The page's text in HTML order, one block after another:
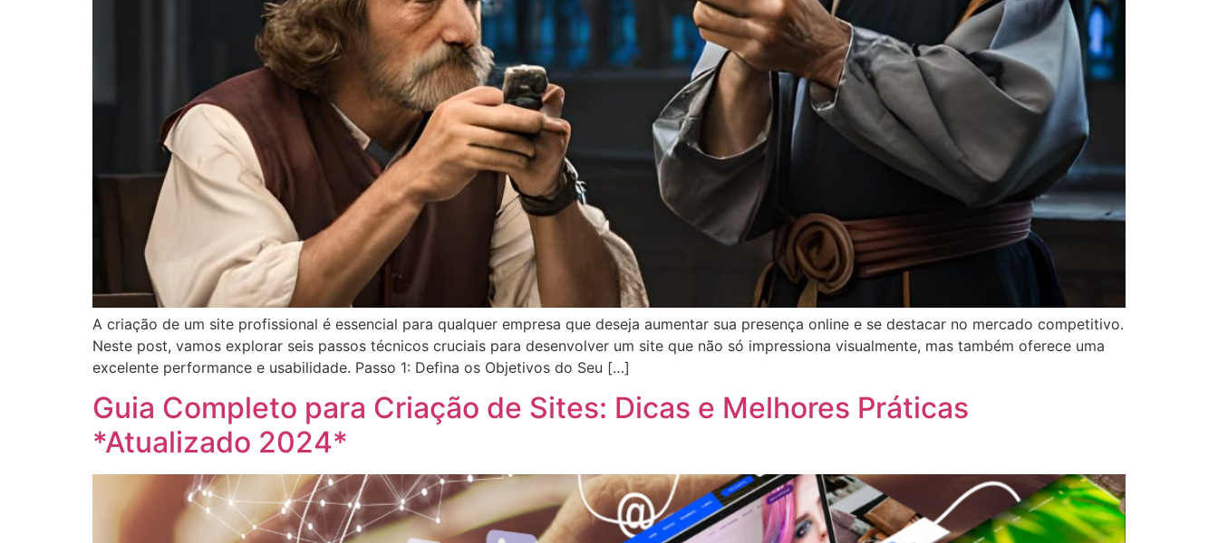
A criação de um site profissional é essencial para qualquer empresa que deseja aumentar sua presença online e se destacar no mercado competitivo.
Neste post, vamos explorar seis passos técnicos cruciais para desenvolver um site que não só impressiona visualmente, mas também oferece uma
excelente performance e usabilidade. Passo 1: Defina os Objetivos do Seu […]
Guia Completo para Criação de Sites: Dicas e Melhores Práticas
*Atualizado 2024*